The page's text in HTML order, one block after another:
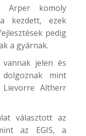
Arper komoly
kezdett, ezek
pedig
a gyárnak.
jelen és
mint
Altherr
választott az
az EGIS, a